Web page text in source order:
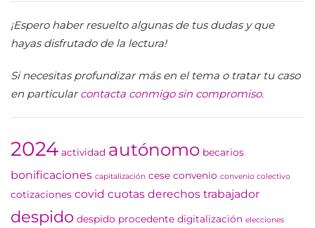
¡Espero haber resuelto algunas de tus dudas y que
hayas disfrutado de la lectura!
Si necesitas profundizar más en el tema o tratar tu caso
en particularcontacta conmigo sin compromiso.
2024 actividad autónomo becarios
bonificaciones capitalización cese convenio convenio colectivo
cotizaciones covid cuotas derechos trabajador
despido despido procedente digitalización elecciones